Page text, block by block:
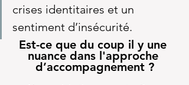
crises identitaires et un
sentiment d’insécurité.
Est-ce que du coup il y une
nuance dans l'approche
d’accompagnement ?